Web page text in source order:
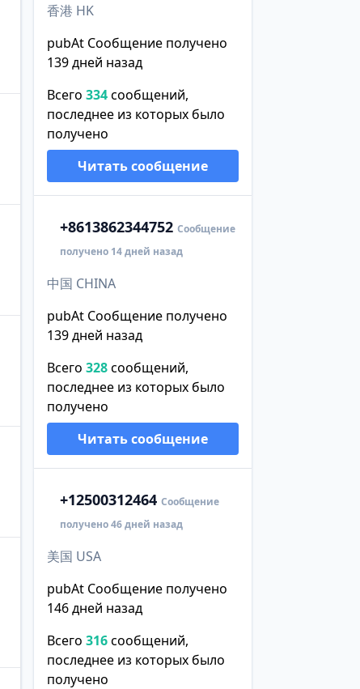
香港 HK
pubAt Сообщение получено
139 дней назад
Всего 334сообщений,
последнее из которых было
получено
Читать сообщение
+8613862344752 Сообщение
получено 14 дней назад
中国 CHINA
pubAt Сообщение получено
139 дней назад
Всего 328сообщений,
последнее из которых было
получено
Читать сообщение
+12500312464 Сообщение
получено 46 дней назад
美国 USA
pubAt Сообщение получено
146 дней назад
Всего 316сообщений,
последнее из которых было
получено